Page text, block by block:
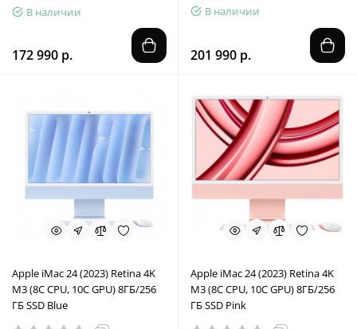
В наличии
172 990 р.
В наличии
201 990 р.
Apple iMac 24 (2023) Retina 4K
M3 (8C CPU, 10C GPU) 8ГБ/256
ГБ SSD Blue
Apple iMac 24 (2023) Retina 4K
M3 (8C CPU, 10C GPU) 8ГБ/256
ГБ SSD Pink